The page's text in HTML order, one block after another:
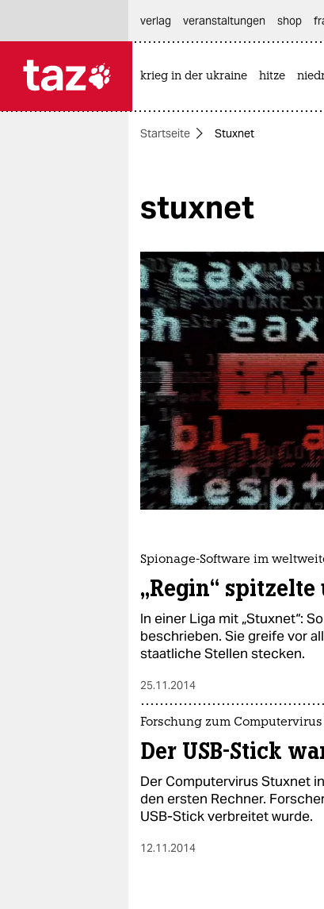
themen
öko
gesellschaft
kultur
sport
berlin
nord
wahrheit
verlag
verlag
shop
fragen & hilfe
unterstützen
abo
genossenschaft
epaper login
verlag
veranstaltungen shop
krieg in der ukraine hitze
Startseite Stuxnet
stuxnet
Spionage-Software im
„Regin“
In einer Liga mit „Stuxnet“:
beschrieben. Sie greife vor
staatliche Stellen stecken.
25.11.2014
Forschung zum
Der USB-Stick
Der Computervirus Stuxnet
den ersten Rechner.
USB-Stick verbreitet wurde.
12.11.2014